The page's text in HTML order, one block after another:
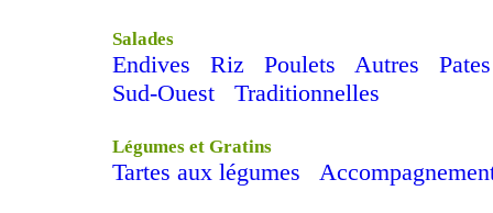
Salades
Endives Riz Poulets Autres
Pates
Sud-Ouest
Traditionnelles
Légumes et Gratins
Tartes aux légumes